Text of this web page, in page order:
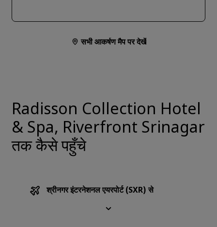
सभी आकर्षण मैप पर देखें
Radisson Collection Hotel
& Spa, Riverfront Srinagar
तक कैसे पहुँचे
श्रीनगर इंटरनेशनल एयरपोर्ट (SXR) से